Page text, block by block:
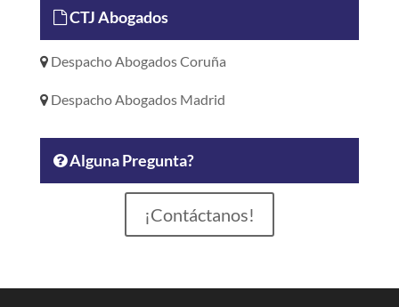
CTJ Abogados
Despacho Abogados Coruña
Despacho Abogados Madrid
Alguna Pregunta?
¡Contáctanos!